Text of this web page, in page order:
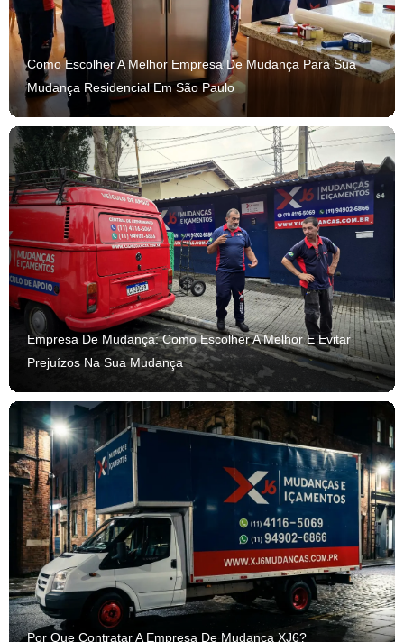
Como Escolher A Melhor Empresa De Mudança Para Sua
Mudança Residencial Em São Paulo
Empresa De Mudança: Como Escolher A Melhor E Evitar
Prejuízos Na Sua Mudança
Por Que Contratar A Empresa De Mudança XJ6?